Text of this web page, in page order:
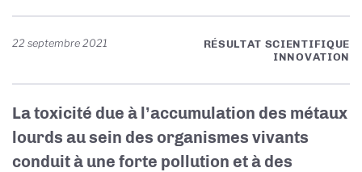
22 septembre 2021
RÉSULTAT SCIENTIFIQUE
INNOVATION
La toxicité due à l’accumulation des métaux
lourds au sein des organismes vivants
conduit à une forte pollution et à des